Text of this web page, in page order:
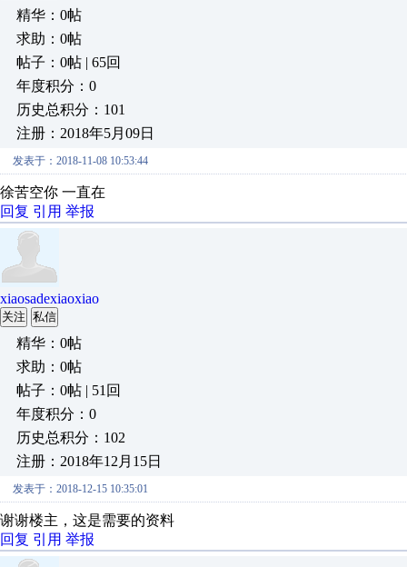
精华：0帖
求助：0帖
帖子：0帖 | 65回
年度积分：0
历史总积分：101
注册：2018年5月09日
发表于：2018-11-08 10:53:44
徐苦空你 一直在
回复 引用 举报
xiaosadexiaoxiao
关注 私信
精华：0帖
求助：0帖
帖子：0帖 | 51回
年度积分：0
历史总积分：102
注册：2018年12月15日
发表于：2018-12-15 10:35:01
谢谢楼主，这是需要的资料
回复 引用 举报